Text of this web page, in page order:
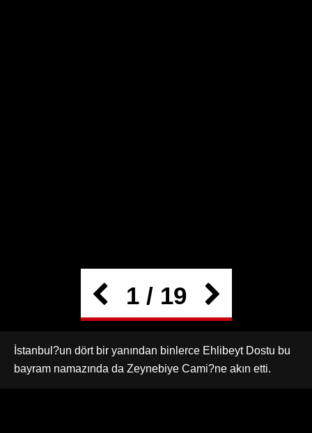
İstanbul?un dört bir yanından binlerce Ehlibeyt Dostu bu
bayram namazında da Zeynebiye Cami?ne akın etti.
1 / 19